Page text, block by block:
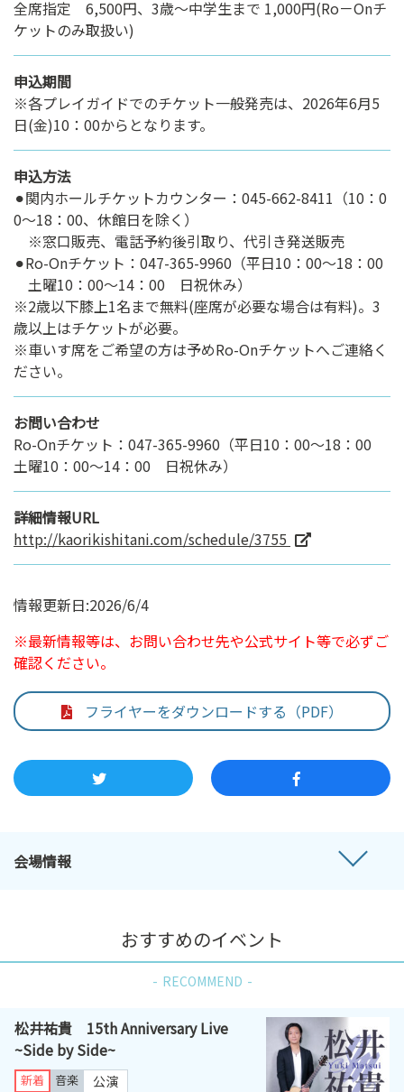
フライヤーをダウンロードする（PDF）
全席指定 6,500円、3歳～中学生まで 1,000円(Ro－Onチ
ケットのみ取扱い)
申込期間
※各プレイガイドでのチケット一般発売は、2026年6月5
日(金)10：00からとなります。
申込方法
⚫︎関内ホールチケットカウンター：045-662-8411（10：0
0～18：00、休館日を除く）
※窓口販売、電話予約後引取り、代引き発送販売
⚫︎Ro-Onチケット：047-365-9960（平日10：00～18：00
土曜10：00～14：00 日祝休み）
※2歳以下膝上1名まで無料(座席が必要な場合は有料)。3
歳以上はチケットが必要。
※車いす席をご希望の方は予めRo-Onチケットへご連絡く
ださい。
お問い合わせ
Ro-Onチケット：047-365-9960（平日10：00～18：00
土曜10：00～14：00 日祝休み）
詳細情報URL
http://kaorikishitani.com/schedule/3755
情報更新日:2026/6/4
※最新情報等は、お問い合わせ先や公式サイト等で必ずご
確認ください。
会場情報
おすすめのイベント
RECOMMEND
松井祐貴 15th Anniversary Live
~Side by Side~
新着 音楽 公演